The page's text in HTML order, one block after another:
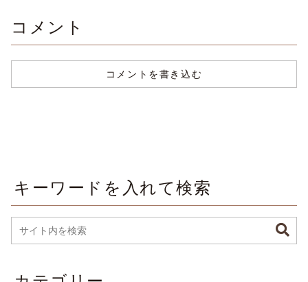
コメント
コメントを書き込む
キーワードを入れて検索